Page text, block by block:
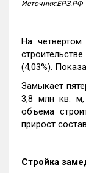
Источник:ЕРЗ.РФ
На
(4,03%).
Замыкает
3,8 млн кв. м,
объема
прирост
Стройка